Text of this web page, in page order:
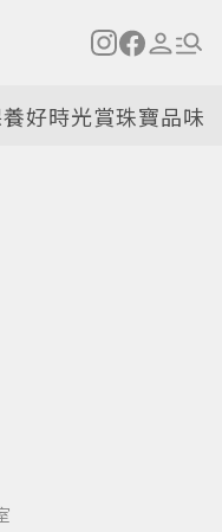
好時光賞珠寶品味